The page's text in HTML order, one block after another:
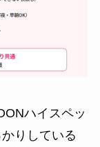
ハイスペッ
りしている